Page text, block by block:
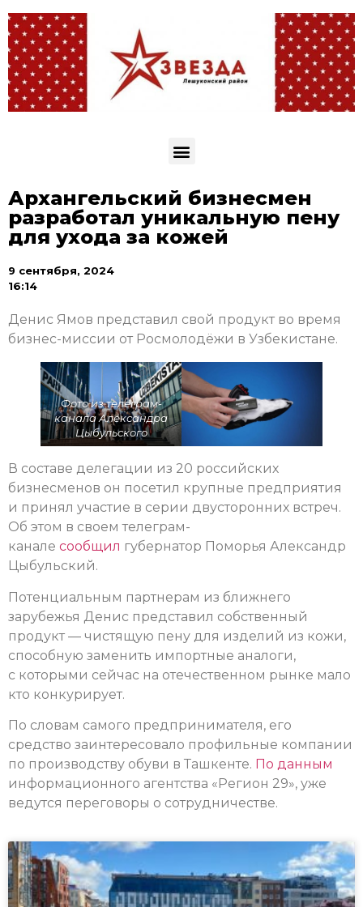
Архангельский бизнесмен
разработал уникальную пену
для ухода за кожей
9 сентября, 2024
16:14
Денис Ямов представил свой продукт во время
бизнес-миссии от Росмолодёжи в Узбекистане.
Фото из телеграм-
канала Александра
Цыбульского
В составе делегации из 20 российских
бизнесменов он посетил крупные предприятия
и принял участие в серии двусторонних встреч.
Об этом в своем телеграм-
канале сообщил губернатор Поморья Александр
Цыбульский.
Потенциальным партнерам из ближнего
зарубежья Денис представил собственный
продукт — чистящую пену для изделий из кожи,
способную заменить импортные аналоги,
с которыми сейчас на отечественном рынке мало
кто конкурирует.
По словам самого предпринимателя, его
средство заинтересовало профильные компании
по производству обуви в Ташкенте. По данным
информационного агентства «Регион 29», уже
ведутся переговоры о сотрудничестве.